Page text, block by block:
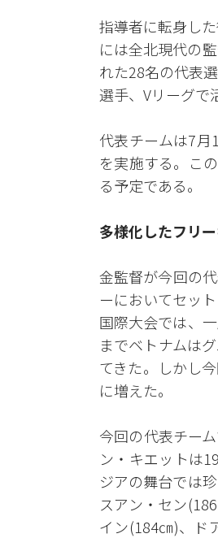
指導者に転身し
には全北現代の
れた28名の代表
選手、Vリーグで
代表チームは7
を実施する。こ
る予定である。
多様化したフリ
金監督が今回の
ーにおいてセッ
国際大会では、
までベトナムは
てきた。しかし
に増えた。
今回の代表チー
ン・キエットは
ジアの舞台では
スアン・セン
イン(184㎝)、ド